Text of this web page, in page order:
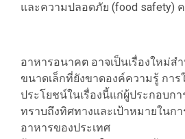
และความปลอดภัย (food safety)
อาหารอนาคต อาจเป็นเรื่องใหม่ส
ขนาดเล็กที่ยังขาดองค์ความรู้ กา
ประโยชน์ในเรื่องนี้แก่ผู้ประกอบกา
ทราบถึงทิศทางและเป้าหมายในก
อาหารของประเทศ